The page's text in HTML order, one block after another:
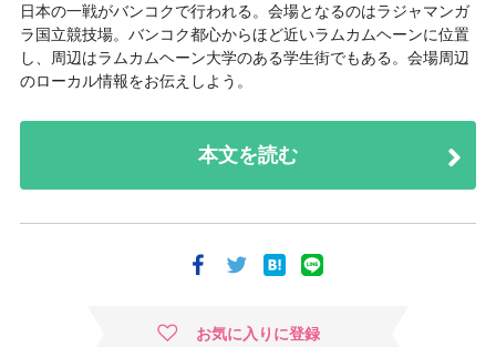
日本の一戦がバンコクで行われる。会場となるのはラジャマンガ
ラ国立競技場。バンコク都心からほど近いラムカムヘーンに位置
し、周辺はラムカムヘーン大学のある学生街でもある。会場周辺
のローカル情報をお伝えしよう。
本文を読む
お気に入りに登録